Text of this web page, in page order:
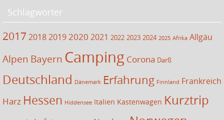
Schlagwörter
2017 201820192020 2021 2022 2023 2024 2025 Afrika Allgäu
Alpen Bayern Camping Corona Darß
Deutschland Dänemark Erfahrung Finnland Frankreich
Harz Hessen Hiddensee Italien Kastenwagen Kurztrip